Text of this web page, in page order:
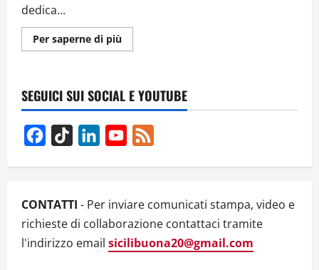
dedica...
Per saperne di piùUlteriori
informazioni
AMOUR:
Alessandra
Celletti
Erik
Satie
con
album
SEGUICI SUI SOCIAL E YOUTUBE
Facebook
TikTok LinkedInYouTube
CONTATTI - Per inviare comunicati stampa, video e
richieste di collaborazione contattaci tramite
l'indirizzo email sicilibuona20@gmail.com